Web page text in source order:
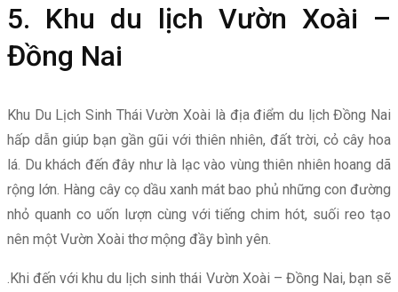
5. Khu du lịch Vườn Xoài –
Đồng Nai
Khu Du Lịch Sinh Thái Vườn Xoài là địa điểm du lịch Đồng Nai
hấp dẫn giúp bạn gần gũi với thiên nhiên, đất trời, cỏ cây hoa
lá. Du khách đến đây như là lạc vào vùng thiên nhiên hoang dã
rộng lớn. Hàng cây cọ dầu xanh mát bao phủ những con đường
nhỏ quanh co uốn lượn cùng với tiếng chim hót, suối reo tạo
nên một Vườn Xoài thơ mộng đầy bình yên.
.Khi đến với khu du lịch sinh thái Vườn Xoài – Đồng Nai, bạn sẽ